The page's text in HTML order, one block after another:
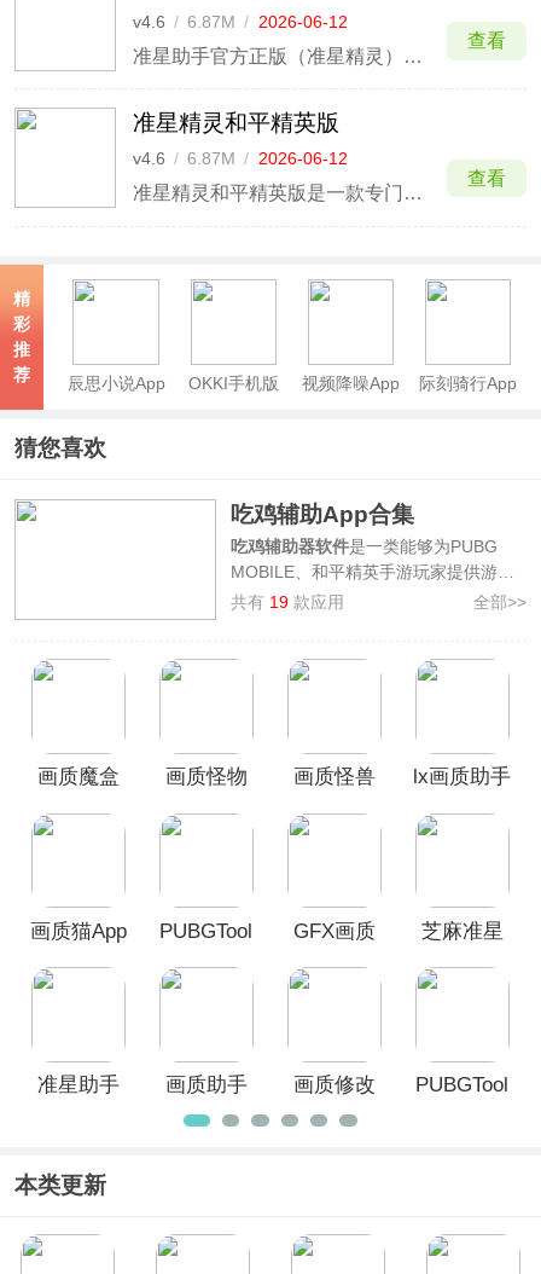
v4.6 / 6.87M / 2026-06-12
准星助手官方正版（准星精灵）是一款专注于提供手机射击类游戏准星辅助的软件，在这里软件提供了多种准星样式选择，用户可以根据个人需求选择需要的准星辅助样式。准星助手作为一款辅助手机射击类游戏的工具，不会对游戏或者任何软件做数据修改。
查看
准星精灵和平精英版
v4.6 / 6.87M / 2026-06-12
准星精灵和平精英版是一款专门为吃鸡玩家提供屏幕准星的辅助软件。该软件可以给玩和平精英等射击游戏的玩家屏幕提供一个默认的准星，这个准星并不是内置在游戏中的，而是在用户的屏幕最上方显示，需要玩家开启悬浮窗置顶功能，有点类似于用户看视频的时候后台播放，并不属于游戏外挂行为。
查看
精
彩
推
荐
辰思小说App OKKI手机版 视频降噪App 际刻骑行App
猜您喜欢
吃鸡辅助App合集
吃鸡辅助器软件是一类能够为PUBG
MOBILE、和平精英手游玩家提供游戏
辅助功能的神器软件，包含画质修改、
下载站整理制作了吃鸡辅助App合集，
吃鸡变声器等软件，这些吃鸡辅助器提
供了画质辅助、准星辅助、语音包等功
用！
共有 19 款应用 全部>>
画质魔盒
画质怪物
画质怪兽
lx画质助手
画质猫App
PUBGTool
GFX画质
芝麻准星
准星助手
画质助手
画质修改
助手app
PUBGTool
本类更新